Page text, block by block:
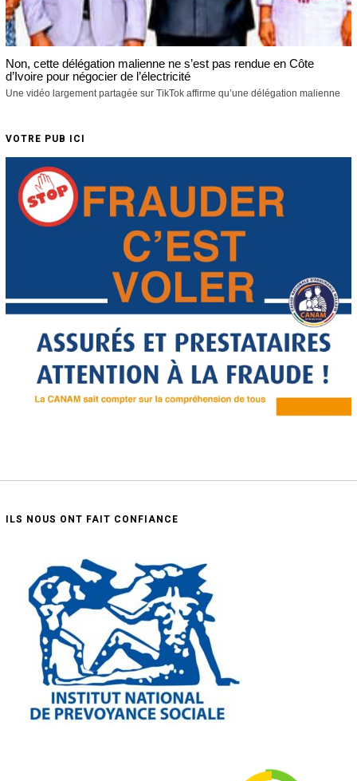
Non, cette délégation malienne ne s’est pas rendue en Côte
d’Ivoire pour négocier de l’électricité
Une vidéo largement partagée sur TikTok affirme qu’une délégation malienne
VOTRE PUB ICI
ILS NOUS ONT FAIT CONFIANCE